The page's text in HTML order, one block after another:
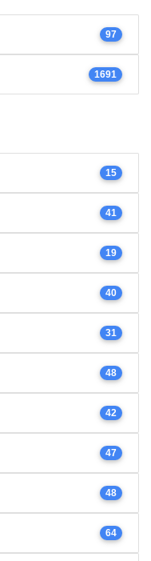
97
1691
15
41
19
40
31
48
42
47
48
64